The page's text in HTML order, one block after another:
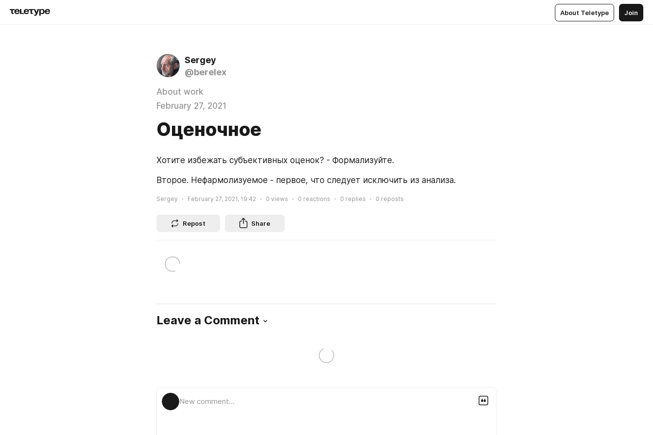
About Teletype Join
Sergey
@berelex
About work
February 27, 2021
Оценочное
Хотите избежать субъективных оценок? - Формализуйте.
Второе. Нефармолизуемое - первое, что следует исключить из анализа.
Sergey February 27, 2021, 19:42 0 views 0 reactions 0 replies 0 reposts
Repost Share
Leave a Comment